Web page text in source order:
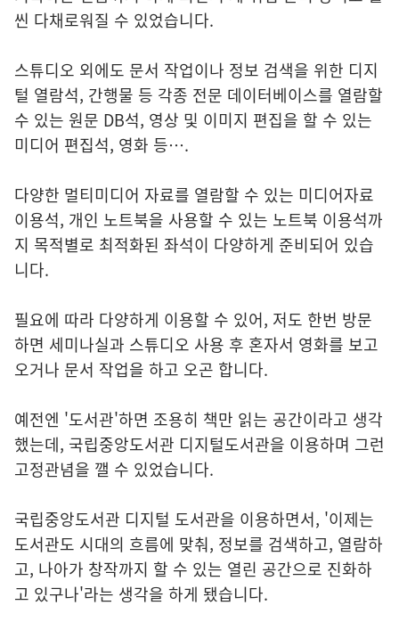
씬 다채로워질 수 있었습니다.
스튜디오 외에도 문서 작업이나 정보 검색을 위한 디지
털 열람석, 간행물 등 각종 전문 데이터베이스를 열람할
수 있는 원문 DB석, 영상 및 이미지 편집을 할 수 있는
미디어 편집석, 영화 등….
다양한 멀티미디어 자료를 열람할 수 있는 미디어자료
이용석, 개인 노트북을 사용할 수 있는 노트북 이용석까
지 목적별로 최적화된 좌석이 다양하게 준비되어 있습
니다.
필요에 따라 다양하게 이용할 수 있어, 저도 한번 방문
하면 세미나실과 스튜디오 사용 후 혼자서 영화를 보고
오거나 문서 작업을 하고 오곤 합니다.
예전엔 '도서관'하면 조용히 책만 읽는 공간이라고 생각
했는데, 국립중앙도서관 디지털도서관을 이용하며 그런
고정관념을 깰 수 있었습니다.
국립중앙도서관 디지털 도서관을 이용하면서, '이제는
도서관도 시대의 흐름에 맞춰, 정보를 검색하고, 열람하
고, 나아가 창작까지 할 수 있는 열린 공간으로 진화하
고 있구나'라는 생각을 하게 됐습니다.